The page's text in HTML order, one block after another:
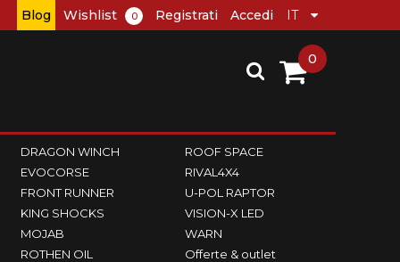
Blog Wishlist 0 Registrati Accedi
DRAGON WINCH
EVOCORSE
FRONT RUNNER
KING SHOCKS
MOJAB
ROTHEN OIL
ROOF SPACE
RIVAL4X4
U-POL RAPTOR
VISION-X LED
WARN
Offerte & outlet
0